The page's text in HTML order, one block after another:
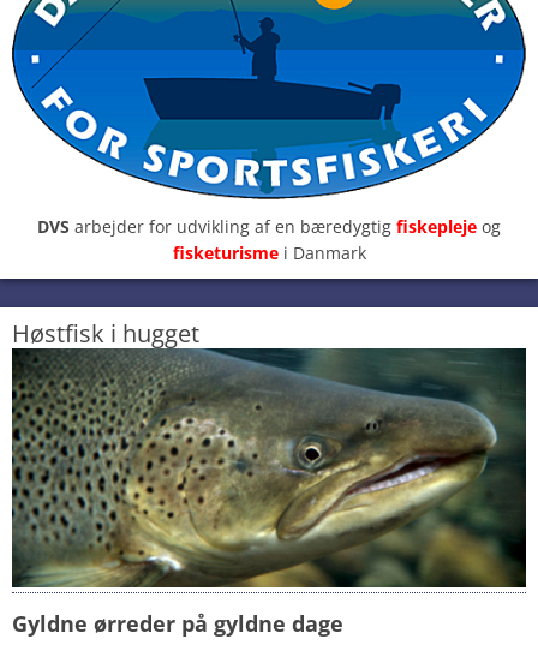
DVS arbejder for udvikling af en bæredygtig fiskepleje og
fisketurisme i Danmark
Høstfisk i hugget
Gyldne ørreder på gyldne dage